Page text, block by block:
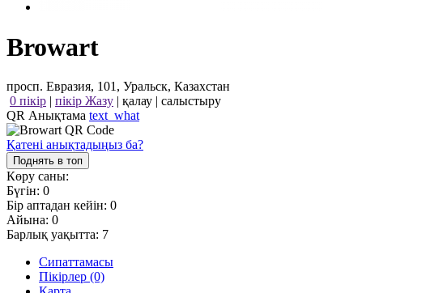
Browart
просп. Евразия, 101, Уральск, Казахстан
0 пікір | пікір Жазу | қалау | салыстыру
QR Анықтама text_what
Қатені анықтадыңыз ба?
Поднять в топ
Көру саны:
Бүгін: 0
Бір аптадан кейін: 0
Айына: 0
Барлық уақытта: 7
Сипаттамасы
Пікірлер (0)